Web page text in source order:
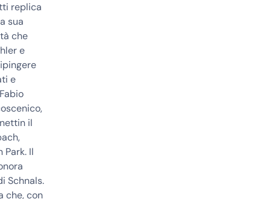
replica
sua
che
e
e
il
Park. Il
Schnals.
che, con